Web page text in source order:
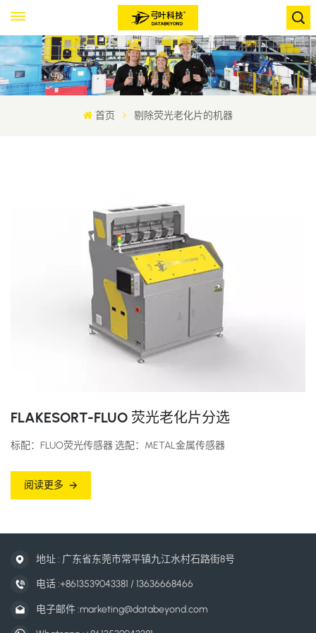
首页 剔除荧光老化片的机器
FLAKESORT-FLUO 荧光老化片分选
标配：FLUO荧光传感器 选配：METAL金属传感器
阅读更多
地址 : 广东省东莞市常平镇九江水村石路街8号
电话 :+8613539043381 / 13636668466
电子邮件 :marketing@databeyond.com